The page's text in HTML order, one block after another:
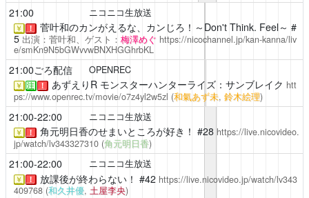
21:00 ニコニコ生放送
￥ ！
菅叶和のカンがえるな、カンじろ！～Don't Think. Feel～ #
5 出演：菅叶和、ゲスト： 梅澤めぐ https://nicochannel.jp/kan-kanna/liv
e/smKn9N5bGWvvwBNXHGGhrbKL
21:00ごろ配信 OPENREC
￥ 注 ！ あずえりRモンスターハンターライズ：サンブレイク htt
ps://www.openrec.tv/movie/o7z4yl2w5zl (和氣あず未, 鈴木絵理)
21:00-22:00 ニコニコ生放送
￥ ！ 角元明日香のせまいところが好き！ #28 https://live.nicovideo.
jp/watch/lv343327310 (角元明日香)
21:00-22:00 ニコニコ生放送
￥ ！ 放課後が終わらない！ #42 https://live.nicovideo.jp/watch/lv343
409768 (和久井優, 土屋李央)